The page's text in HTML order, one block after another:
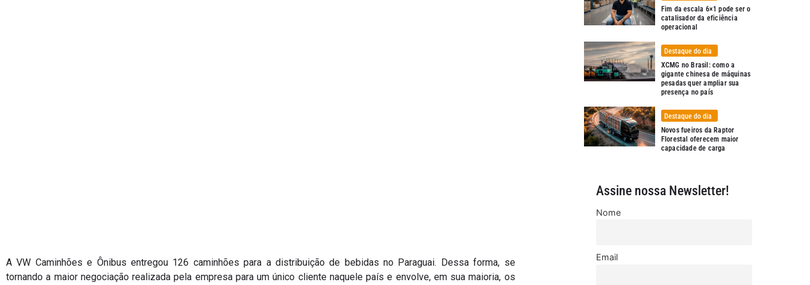
A VW Caminhões e Ônibus entregou 126 caminhões para a distribuição de bebidas no Paraguai. Dessa forma, se
tornando a maior negociação realizada pela empresa para um único cliente naquele país e envolve, em sua maioria, os
Fim da escala 6×1 pode ser o
catalisador da eficiência
operacional
Destaque do dia
XCMG no Brasil: como a
gigante chinesa de máquinas
pesadas quer ampliar sua
presença no país
Destaque do dia
Novos fueiros da Raptor
Florestal oferecem maior
capacidade de carga
Assine nossa Newsletter!
Nome
Email